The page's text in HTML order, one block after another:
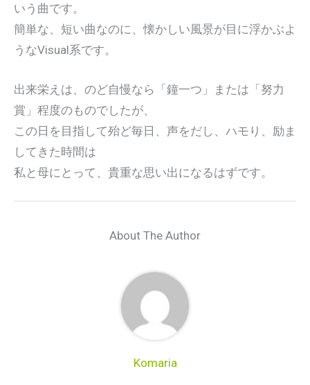
いう曲です。
簡単な、短い曲なのに、懐かしい風景が目に浮かぶよ
うなVisual系です。
出来栄えは、のど自慢なら「鐘一つ」または「努力
賞」程度のものでしたが、
この日を目指して殆ど毎日、声をだし、ハモり、励ま
してきた時間は
私と母にとって、貴重な思い出になるはずです。
About The Author
Komaria